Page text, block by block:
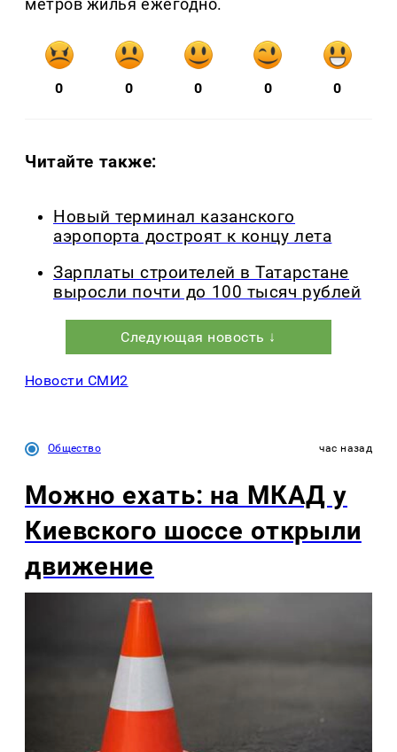
метров жилья ежегодно.
0 0 0 0 0
Читайте также:
Новый терминал казанского
аэропорта достроят к концу лета
Зарплаты строителей в Татарстане
выросли почти до 100 тысяч рублей
Следующая новость ↓
Новости СМИ2
Общество час назад
Можно ехать: на МКАД у
Киевского шоссе открыли
движение